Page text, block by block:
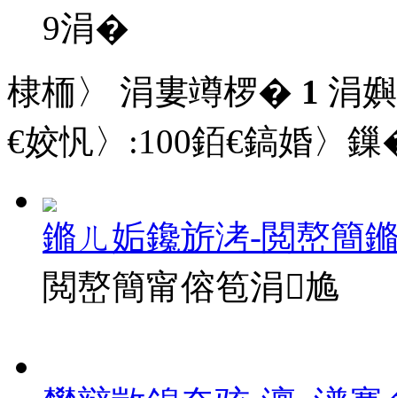
9涓�
棣栭〉 涓婁竴椤� 1 涓
€姣忛〉:100銆€鎬婚〉
鏅ㄦ姤鑱旂洘-閲嶅簡
閲嶅簡甯傛笣涓尯